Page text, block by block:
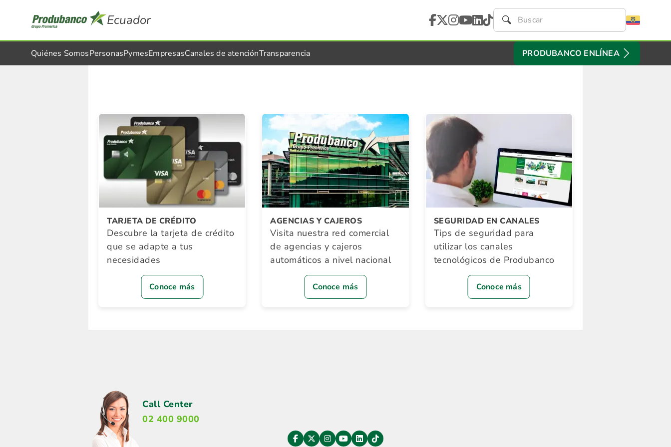
Ecuador
Quiénes SomosPersonasPymesEmpresasCanales de atenciónTransparencia PRODUBANCO ENLÍNEA
TARJETA DE CRÉDITO
Descubre la tarjeta de crédito
que se adapte a tus
necesidades
Conoce más
AGENCIAS Y CAJEROS
Visita nuestra red comercial
de agencias y cajeros
automáticos a nivel nacional
Conoce más
SEGURIDAD EN CANALES
Tips de seguridad para
utilizar los canales
tecnológicos de Produbanco
Conoce más
Call Center
02 400 9000